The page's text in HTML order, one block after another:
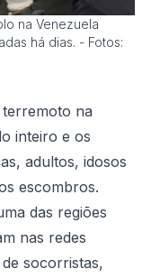
na Venezuela
há dias. - Fotos:
terremoto na
inteiro e os
adultos, idosos
escombros.
das regiões
nas redes
socorristas,